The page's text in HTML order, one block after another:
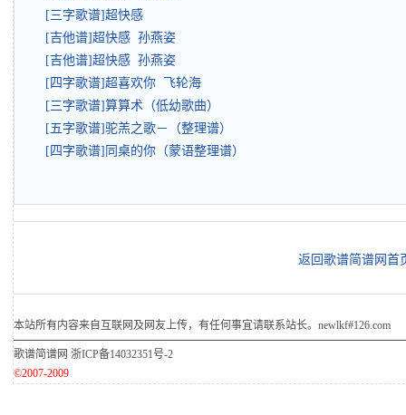
[三字歌谱]超快感
[吉他谱]超快感 孙燕姿
[吉他谱]超快感 孙燕姿
[四字歌谱]超喜欢你 飞轮海
[三字歌谱]算算术（低幼歌曲）
[五字歌谱]驼羔之歌－（整理谱）
[四字歌谱]同桌的你（蒙语整理谱）
返回歌谱简谱网首
本站所有内容来自互联网及网友上传，有任何事宜请联系站长。newlkf#126.com
歌谱简谱网 浙ICP备14032351号-2
©2007-2009